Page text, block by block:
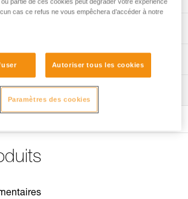
de blocage, un dégagement rapide de la
avec une tête d'alouette sur le point
CANYON CLUB.
haute densité, polyamide
CE EN 566, UIAA
techniques
partie de ces cookies peut dégrader votre expérience
cas ce refus ne vous empêchera d’accéder à notre
Autoriser tous les cookies
Paramètres des cookies